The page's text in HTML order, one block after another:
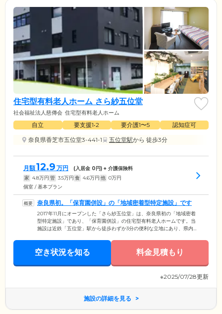
住宅型有料老人ホーム さら紗五位堂
社会福祉法人慈傳会 住宅型有料老人ホーム
自立 要支援1•2 要介護1〜5
認知症可
奈良県香芝市五位堂3-441-1
五位堂駅から 徒歩3分
月額12.9 万円 (入居金 0円) + 介護保険料
家 4.8万円 管 3.5万円 食 4.6万円 他 0万円
個室 / 基本プラン
奈良県初。「保育園併設」の「地域密着型特定施設」です
2017年11月にオープンした「さら紗五位堂」は、奈良県初の「地域密着
型特定施設」であり、「保育園併設」の住宅型有料老人ホームです。当
施設は近鉄「五位堂」駅から徒歩わずか3分の便利な立地にあり、県内は
域密着型特定施設には、香芝市在住の方々が気軽に訪れることができる
地域交流室を設けています。どなたでも参加できるイベントや香芝市の
子どもたちとの交流会などが盛んに行われており、地域とのつながりを
重視した介護施設を目指しています。
空き状況を知る 料金見積もり
※2025/07/28更新
施設の詳細を見る